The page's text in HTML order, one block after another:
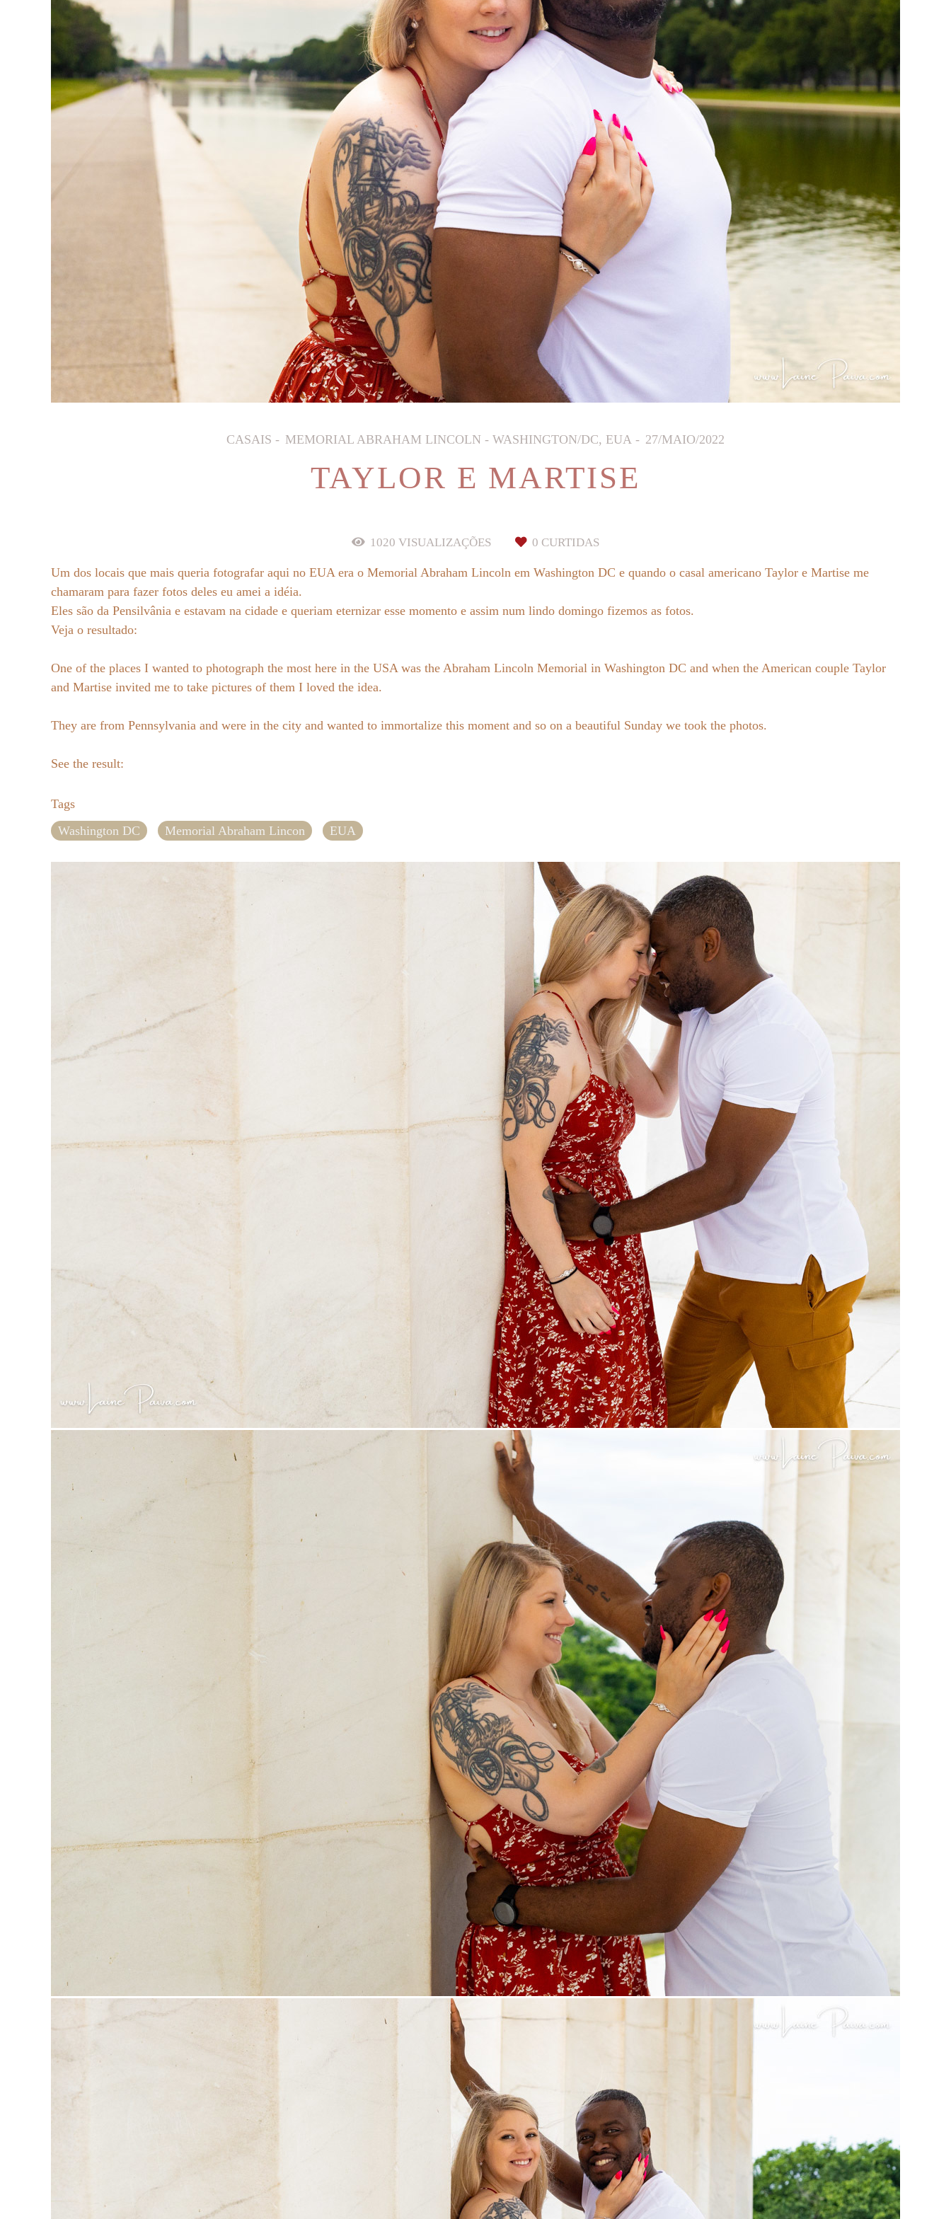
CASAIS MEMORIAL ABRAHAM LINCOLN - WASHINGTON/DC, EUA 27/MAIO/2022
TAYLOR E MARTISE
1020 VISUALIZAÇÕES 0 CURTIDAS
Um dos locais que mais queria fotografar aqui no EUA era o Memorial Abraham Lincoln em Washington DC e quando o casal americano Taylor e Martise me
chamaram para fazer fotos deles eu amei a idéia.
Eles são da Pensilvânia e estavam na cidade e queriam eternizar esse momento e assim num lindo domingo fizemos as fotos.
Veja o resultado:
One of the places I wanted to photograph the most here in the USA was the Abraham Lincoln Memorial in Washington DC and when the American couple Taylor
and Martise invited me to take pictures of them I loved the idea.
They are from Pennsylvania and were in the city and wanted to immortalize this moment and so on a beautiful Sunday we took the photos.
See the result:
Tags
Washington DC
Memorial Abraham Lincon EUA